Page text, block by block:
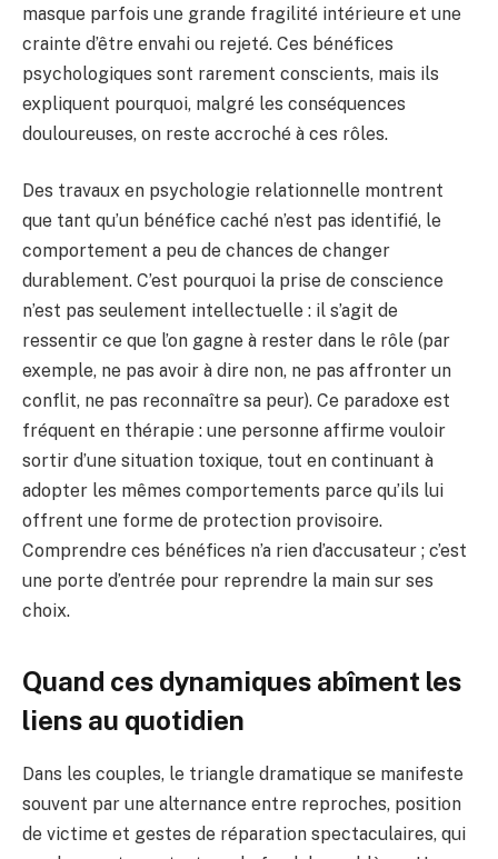
masque parfois une grande fragilité intérieure et une
crainte d’être envahi ou rejeté. Ces bénéfices
psychologiques sont rarement conscients, mais ils
expliquent pourquoi, malgré les conséquences
douloureuses, on reste accroché à ces rôles.
Des travaux en psychologie relationnelle montrent
que tant qu’un bénéfice caché n’est pas identifié, le
comportement a peu de chances de changer
durablement. C’est pourquoi la prise de conscience
n’est pas seulement intellectuelle : il s’agit de
ressentir ce que l’on gagne à rester dans le rôle (par
exemple, ne pas avoir à dire non, ne pas affronter un
conflit, ne pas reconnaître sa peur). Ce paradoxe est
fréquent en thérapie : une personne affirme vouloir
sortir d’une situation toxique, tout en continuant à
adopter les mêmes comportements parce qu’ils lui
offrent une forme de protection provisoire.
Comprendre ces bénéfices n’a rien d’accusateur ; c’est
une porte d’entrée pour reprendre la main sur ses
choix.
Quand ces dynamiques abîment les
liens au quotidien
Dans les couples, le triangle dramatique se manifeste
souvent par une alternance entre reproches, position
de victime et gestes de réparation spectaculaires, qui